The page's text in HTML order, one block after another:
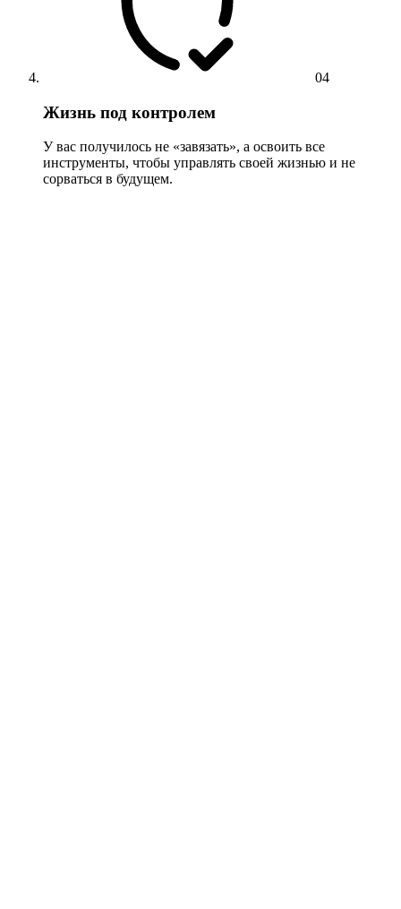
04
Жизнь под контролем
У вас получилось не «завязать», а освоить все
инструменты, чтобы управлять своей жизнью и не
сорваться в будущем.